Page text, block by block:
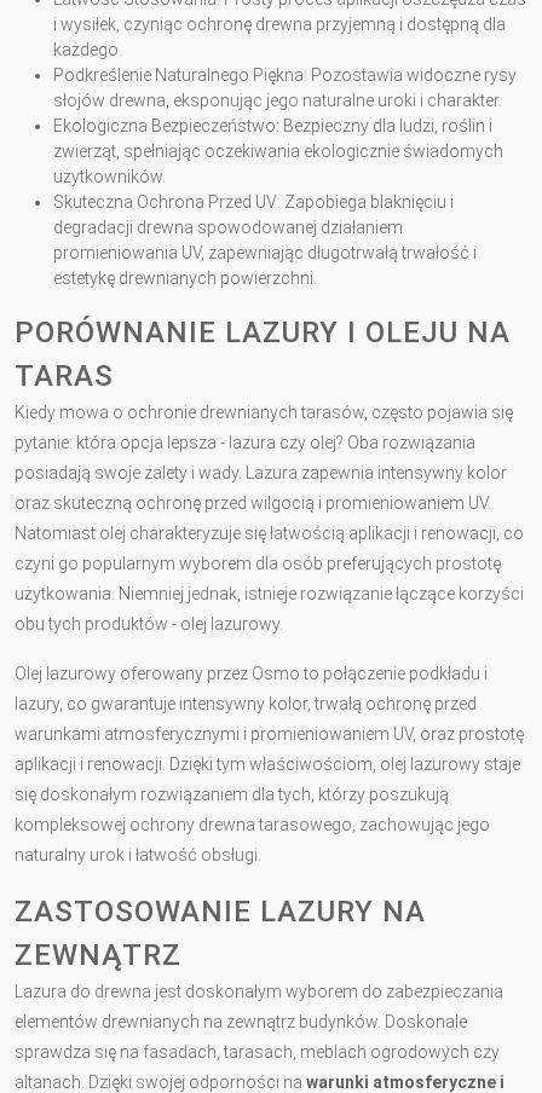
i wysiłek, czyniąc ochronę drewna przyjemną i dostępną dla
każdego.
Podkreślenie Naturalnego Piękna: Pozostawia widoczne rysy
słojów drewna, eksponując jego naturalne uroki i charakter.
Ekologiczna Bezpieczeństwo: Bezpieczny dla ludzi, roślin i
zwierząt, spełniając oczekiwania ekologicznie świadomych
użytkowników.
Skuteczna Ochrona Przed UV: Zapobiega blaknięciu i
degradacji drewna spowodowanej działaniem
promieniowania UV, zapewniając długotrwałą trwałość i
estetykę drewnianych powierzchni.
PORÓWNANIE LAZURY I OLEJU NA
TARAS
Kiedy mowa o ochronie drewnianych tarasów, często pojawia się
pytanie: która opcja lepsza - lazura czy olej? Oba rozwiązania
posiadają swoje zalety i wady. Lazura zapewnia intensywny kolor
oraz skuteczną ochronę przed wilgocią i promieniowaniem UV.
Natomiast olej charakteryzuje się łatwością aplikacji i renowacji, co
czyni go popularnym wyborem dla osób preferujących prostotę
użytkowania. Niemniej jednak, istnieje rozwiązanie łączące korzyści
obu tych produktów - olej lazurowy.
Olej lazurowy oferowany przez Osmo to połączenie podkładu i
lazury, co gwarantuje intensywny kolor, trwałą ochronę przed
warunkami atmosferycznymi i promieniowaniem UV, oraz prostotę
aplikacji i renowacji. Dzięki tym właściwościom, olej lazurowy staje
się doskonałym rozwiązaniem dla tych, którzy poszukują
kompleksowej ochrony drewna tarasowego, zachowując jego
naturalny urok i łatwość obsługi.
ZASTOSOWANIE LAZURY NA
ZEWNĄTRZ
Lazura do drewna jest doskonałym wyborem do zabezpieczania
elementów drewnianych na zewnątrz budynków. Doskonale
sprawdza się na fasadach, tarasach, meblach ogrodowych czy
altanach. Dzięki swojej odporności na warunki atmosferyczne i